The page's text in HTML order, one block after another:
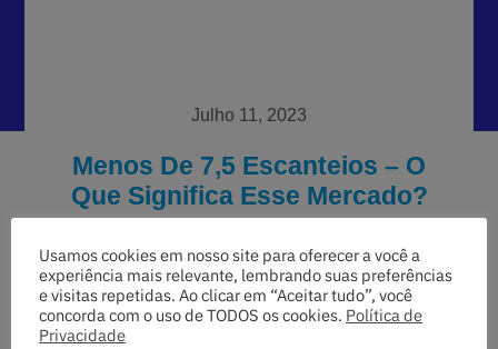
Julho 11, 2023
Menos De 7,5 Escanteios – O
Que Significa Esse Mercado?
Usamos cookies em nosso site para oferecer a você a
experiência mais relevante, lembrando suas preferências
e visitas repetidas. Ao clicar em “Aceitar tudo”, você
concorda com o uso de TODOS os cookies. Política de
Privacidade